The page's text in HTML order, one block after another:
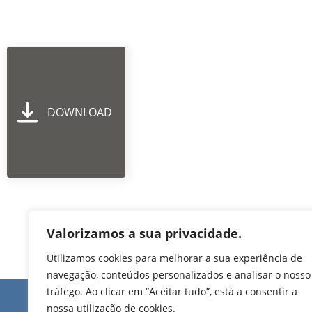
Valorizamos a sua privacidade.
Utilizamos cookies para melhorar a sua experiência de
navegação, conteúdos personalizados e analisar o nosso
tráfego. Ao clicar em “Aceitar tudo”, está a consentir a
nossa utilização de cookies.
DOWNLOAD
Edifício de Jovim